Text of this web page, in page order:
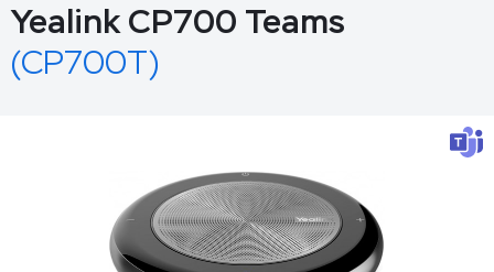
Yealink CP700 Teams
(CP700T)